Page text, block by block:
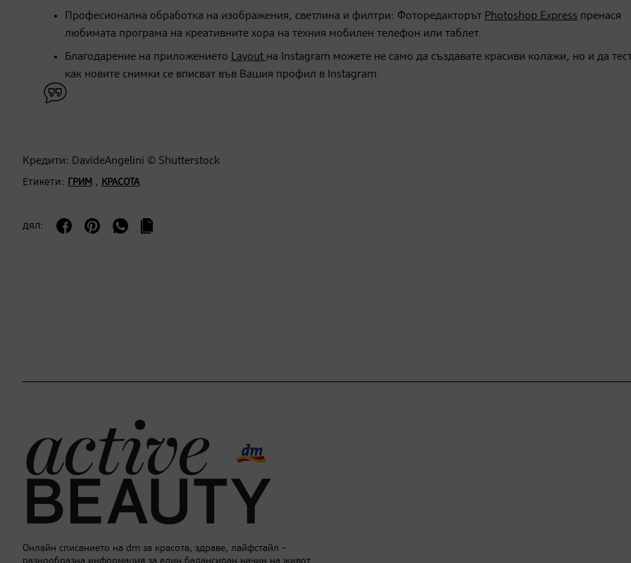
Професионална обработка на изображения, светлина и филтри: Фоторедакторът Photoshop Express пренася
любимата програма на креативните хора на техния мобилен телефон или таблет.
Благодарение на приложението Layout на Instagram можете не само да създавате красиви колажи, но и да
как новите снимки се вписват във Вашия профил в Instagram.
Кредити: DavideAngelini © Shutterstock
Етикети: ГРИМ , КРАСОТА
дял:
Онлайн списанието на dm за красота, здраве, лайфстайл –
разнообразна информация за един балансиран начин на живот